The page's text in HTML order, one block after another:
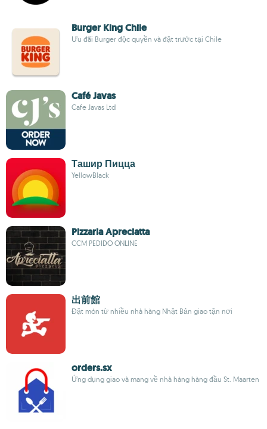
Burger King Chile
Ưu đãi Burger độc quyền và đặt trước tại Chile
Café Javas
Cafe Javas Ltd
Ташир Пицца
YellowBlack
Pizzaria Apreciatta
CCM PEDIDO ONLINE
出前館
Đặt món từ nhiều nhà hàng Nhật Bản giao tận nơi
orders.sx
Ứng dụng giao và mang về nhà hàng hàng đầu St. Maarten